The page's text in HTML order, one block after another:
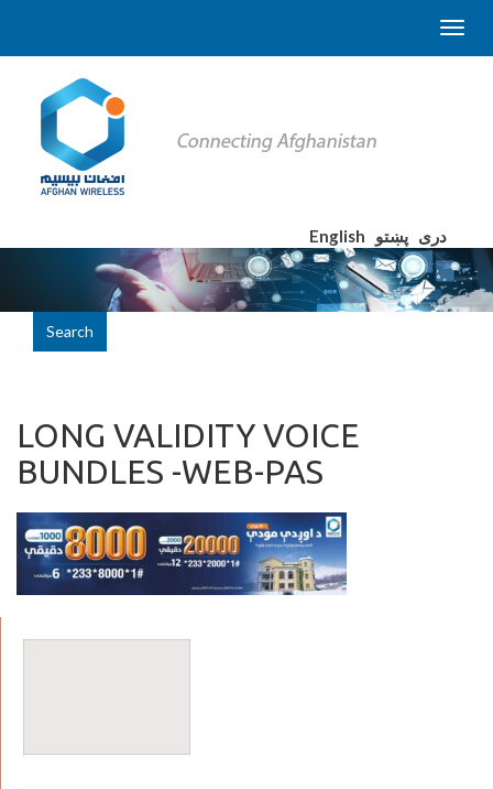
English دری پښتو
Search
LONG VALIDITY VOICE
BUNDLES -WEB-PAS